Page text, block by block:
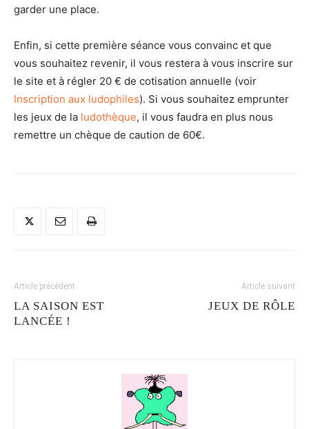
garder une place.
Enfin, si cette première séance vous convainc et que
vous souhaitez revenir, il vous restera à vous inscrire sur
le site et à régler 20 € de cotisation annuelle (voir
Inscription aux ludophiles). Si vous souhaitez emprunter
les jeux de la ludothèque, il vous faudra en plus nous
remettre un chèque de caution de 60€.
Article précédent
LA SAISON EST
LANCÉE !
Article suivant
JEUX DE RÔLE